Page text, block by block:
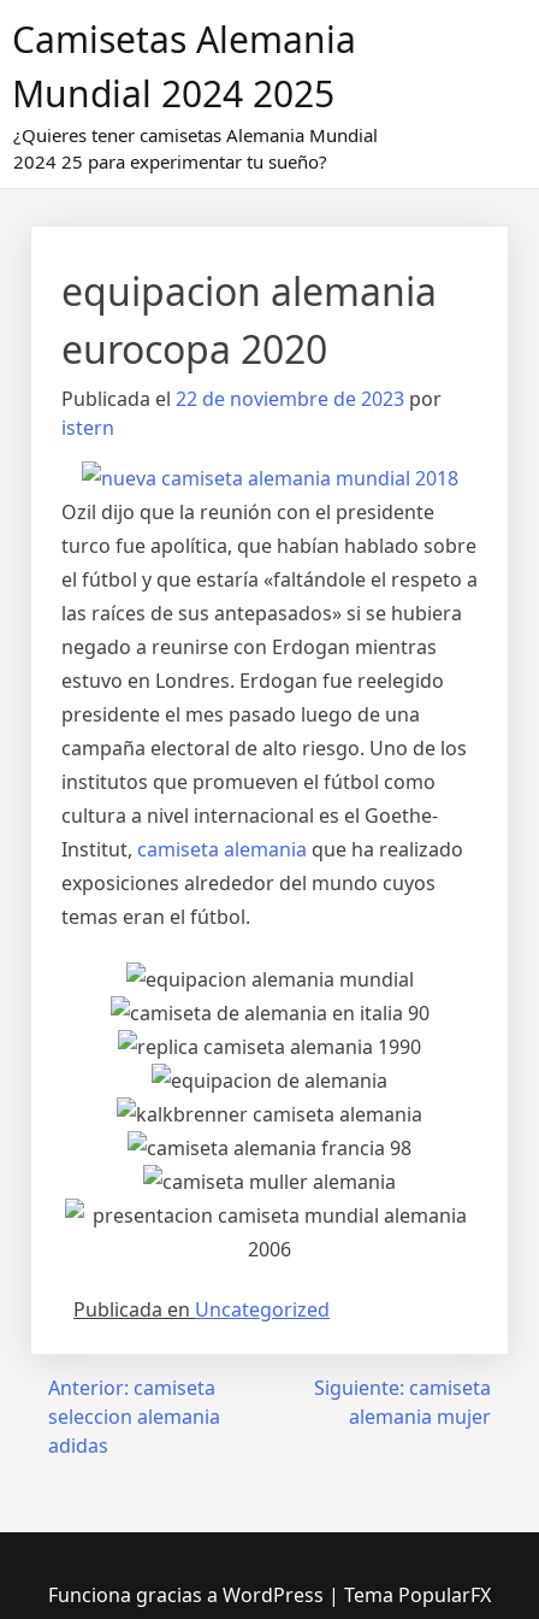
alCamisetas Alemania
Mundial 2024 2025
¿Quieres tener camisetas Alemania Mundial
2024 25 para experimentar tu sueño?
equipacion alemania
eurocopa 2020
Publicada el 22 de noviembre de 2023 por
istern
Ozil dijo que la reunión con el presidente
turco fue apolítica, que habían hablado sobre
el fútbol y que estaría «faltándole el respeto a
las raíces de sus antepasados» si se hubiera
negado a reunirse con Erdogan mientras
estuvo en Londres. Erdogan fue reelegido
presidente el mes pasado luego de una
campaña electoral de alto riesgo. Uno de los
institutos que promueven el fútbol como
cultura a nivel internacional es el Goethe-
Institut, camiseta alemania que ha realizado
exposiciones alrededor del mundo cuyos
temas eran el fútbol.
Publicada en Uncategorized
Navegación
Anterior: camiseta
seleccion alemania
adidas
Siguiente: camiseta
alemania mujer
Funciona gracias a WordPress | Tema PopularFX